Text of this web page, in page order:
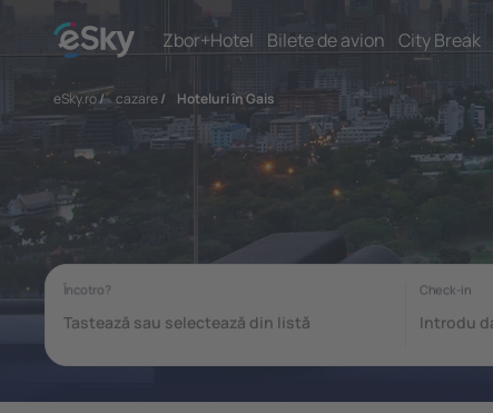
Zbor+Hotel Bilete de avion City Break
eSky.ro/ cazare/ Hoteluri în Gais